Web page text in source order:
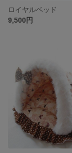
ロイヤルベッド
9,500円